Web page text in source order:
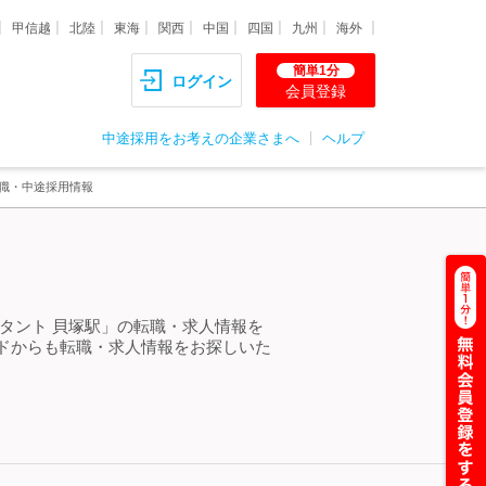
甲信越 北陸 東海 関西 中国 四国 九州 海外
ログイン
簡単1分
会員登録
中途採用をお考えの企業さまへ ヘルプ
・中途採用情報
ント 貝塚駅」の転職・求人情報を
からも転職・求人情報をお探しいた